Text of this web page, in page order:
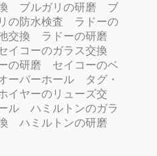
ブルガリの研磨
ブ
の防水検査
ラドーの
交換
ラドーの研磨
イコーのガラス交換
の研磨
セイコーのベ
ーバーホール
タグ・
イヤーのリューズ交
ル
ハミルトンのガラ
ハミルトンの研磨